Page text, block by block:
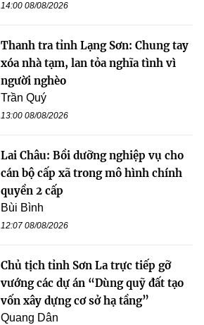
14:00 08/08/2026
Thanh tra tỉnh Lạng Sơn: Chung tay
xóa nhà tạm, lan tỏa nghĩa tình vì
người nghèo
Trần Quý
13:00 08/08/2026
Lai Châu: Bồi dưỡng nghiệp vụ cho
cán bộ cấp xã trong mô hình chính
quyền 2 cấp
Bùi Bình
12:07 08/08/2026
Chủ tịch tỉnh Sơn La trực tiếp gỡ
vướng các dự án “Dùng quỹ đất tạo
vốn xây dựng cơ sở hạ tầng”
Quang Dân